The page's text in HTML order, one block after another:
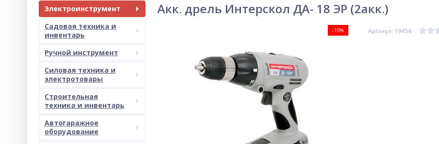
Электроинструмент
Садовая техника и
инвентарь
Ручной инструмент
Силовая техника и
электротовары
Строительная
техника и инвентарь
Автогаражное
оборудование
Акк. дрель Интерскол ДА- 18 ЭР (2акк.)
-10% Артикул: 19454